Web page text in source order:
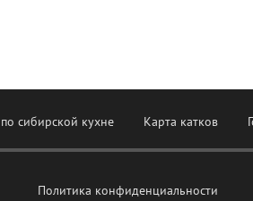
по сибирской кухне Карта катков
Политика конфиденциальности